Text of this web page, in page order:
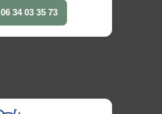
06 34 03 35 73